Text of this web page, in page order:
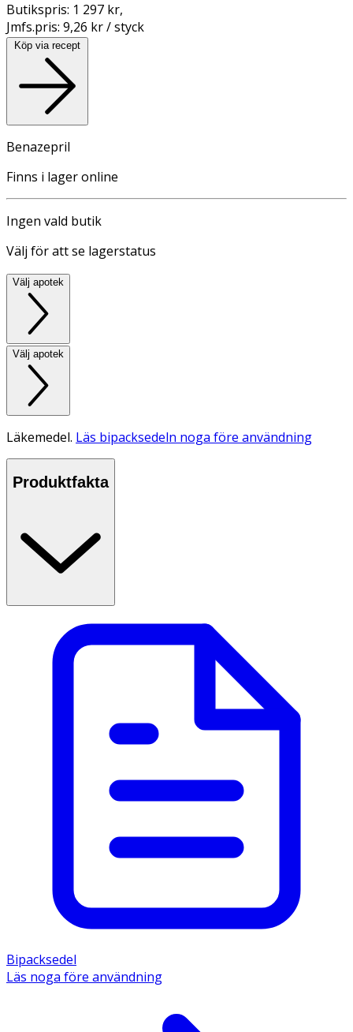
Butikspris: 1 297 kr,
Jmfs.pris: 9,26 kr / styck
Köp via recept
Benazepril
Finns i lager online
Ingen vald butik
Välj för att se lagerstatus
Välj apotek
Välj apotek
Läkemedel. Läs bipacksedeln noga före användning
Produktfakta
Bipacksedel
Läs noga före användning